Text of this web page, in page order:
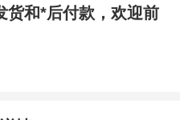
货和*后付款，欢迎前